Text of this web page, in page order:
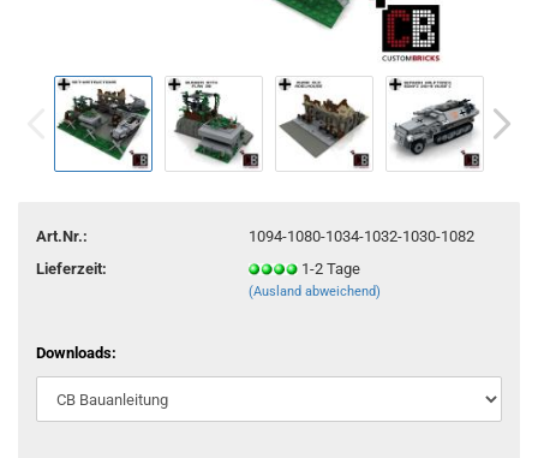
Art.Nr.:
1094-1080-1034-1032-1030-1082
Lieferzeit:
1-2 Tage
(Ausland abweichend)
Downloads: